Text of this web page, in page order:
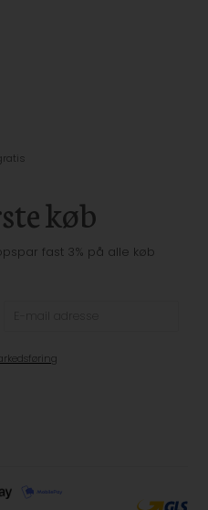
køb
fast 3% på alle køb